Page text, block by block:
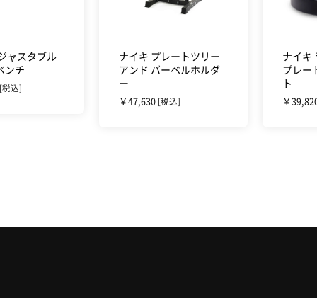
ャスタブル
ンチ
[税込]
ナイキ プレートツリー
アンド バーベルホルダ
ー
￥47,630 [税込]
ナイキ
プレー
ト
￥